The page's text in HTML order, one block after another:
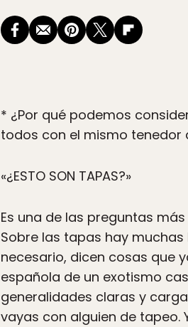
* ¿Por qué podemos
todos con el mismo tenedor
«¿ESTO SON TAPAS?»
Es una de las preguntas
Sobre las tapas hay
necesario, dicen cosas que
española de un exotismo
generalidades claras y
vayas con alguien de tapeo.